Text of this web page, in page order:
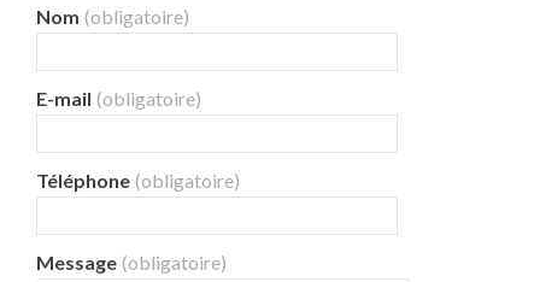
Nom (obligatoire)
E-mail (obligatoire)
Téléphone (obligatoire)
Message (obligatoire)